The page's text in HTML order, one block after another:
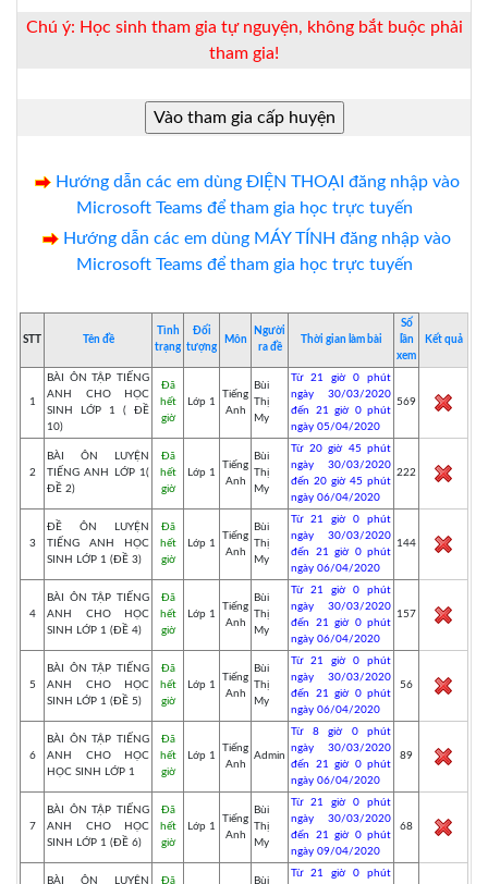
Chú ý: Học sinh tham gia tự nguyện, không bắt buộc phải
tham gia!
Hướng dẫn các em dùng ĐIỆN THOẠI đăng nhập vào
Microsoft Teams để tham gia học trực tuyến
Hướng dẫn các em dùng MÁY TÍNH đăng nhập vào
Microsoft Teams để tham gia học trực tuyến
STT Tên đề
Tình
trạng
Đối
tượng
Môn
Người
ra đề
Thời gian làm bài
Số
lần
xem
Kết quả
1
BÀI ÔN TẬP TIẾNG
ANH CHO HỌC
SINH LỚP 1 ( ĐỀ
10)
Đã
hết
giờ
Lớp 1
Tiếng
Anh
Bùi
Thị
My
Từ 21 giờ 0 phút
ngày 30/03/2020
đến 21 giờ 0 phút
ngày 05/04/2020
569
2
BÀI ÔN LUYỆN
TIẾNG ANH LỚP 1(
ĐỀ 2)
Đã
hết
giờ
Lớp 1
Tiếng
Anh
Bùi
Thị
My
Từ 20 giờ 45 phút
ngày 30/03/2020
đến 20 giờ 45 phút
ngày 06/04/2020
222
3
ĐỀ ÔN LUYỆN
TIẾNG ANH HỌC
SINH LỚP 1 (ĐỀ 3)
Đã
hết
giờ
Lớp 1
Tiếng
Anh
Bùi
Thị
My
Từ 21 giờ 0 phút
ngày 30/03/2020
đến 21 giờ 0 phút
ngày 06/04/2020
144
4
BÀI ÔN TẬP TIẾNG
ANH CHO HỌC
SINH LỚP 1 (ĐỀ 4)
Đã
hết
giờ
Lớp 1
Tiếng
Anh
Bùi
Thị
My
Từ 21 giờ 0 phút
ngày 30/03/2020
đến 21 giờ 0 phút
ngày 06/04/2020
157
5
BÀI ÔN TẬP TIẾNG
ANH CHO HỌC
SINH LỚP 1 (ĐỀ 5)
Đã
hết
giờ
Lớp 1
Tiếng
Anh
Bùi
Thị
My
Từ 21 giờ 0 phút
ngày 30/03/2020
đến 21 giờ 0 phút
ngày 06/04/2020
56
6
BÀI ÔN TẬP TIẾNG
ANH CHO HỌC
HỌC SINH LỚP 1
Đã
hết
giờ
Lớp 1
Tiếng
Anh
Admin
Từ 8 giờ 0 phút
ngày 30/03/2020
đến 21 giờ 0 phút
ngày 06/04/2020
89
7
BÀI ÔN TẬP TIẾNG
ANH CHO HỌC
SINH LỚP 1 (ĐỀ 6)
Đã
hết
giờ
Lớp 1
Tiếng
Anh
Bùi
Thị
My
Từ 21 giờ 0 phút
ngày 30/03/2020
đến 21 giờ 0 phút
ngày 09/04/2020
68
BÀI ÔN LUYỆN Đã Bùi
Từ 21 giờ 0 phút